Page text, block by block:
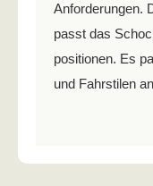
Anforderungen.
passt das
positionen. Es
und Fahrstilen